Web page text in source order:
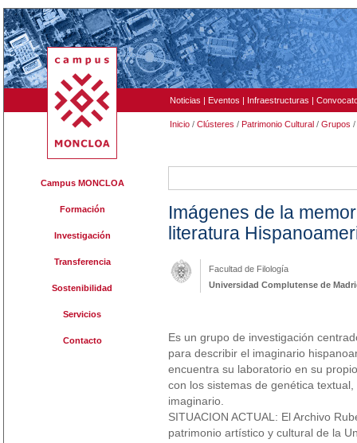
Noticias | Eventos | Infraestructuras |
Inicio / Clústeres / Patrimonio Cultural / Grupos /
Campus MONCLOA
Formación
Investigación
Transferencia
Sostenibilidad
Servicios
Contacto
Imágenes de la
literatura
Facultad de Filología
Universidad Complutense de
Es un grupo de investigación
para describir el imaginario
encuentra su laboratorio en su
con los sistemas de genética
imaginario.
SITUACION ACTUAL: El Archivo
patrimonio artístico y cultural de la